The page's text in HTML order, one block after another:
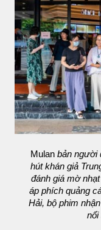
Mulan bản người
hút khán giả
đánh giá mờ
áp phích quảng
Hải, bộ phim
nổi